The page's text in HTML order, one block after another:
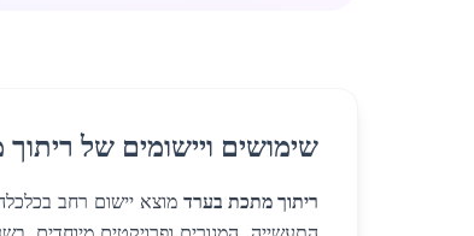
שימושים ויישומים של
ריתוך מתכת בערד מוצא יישום רחב